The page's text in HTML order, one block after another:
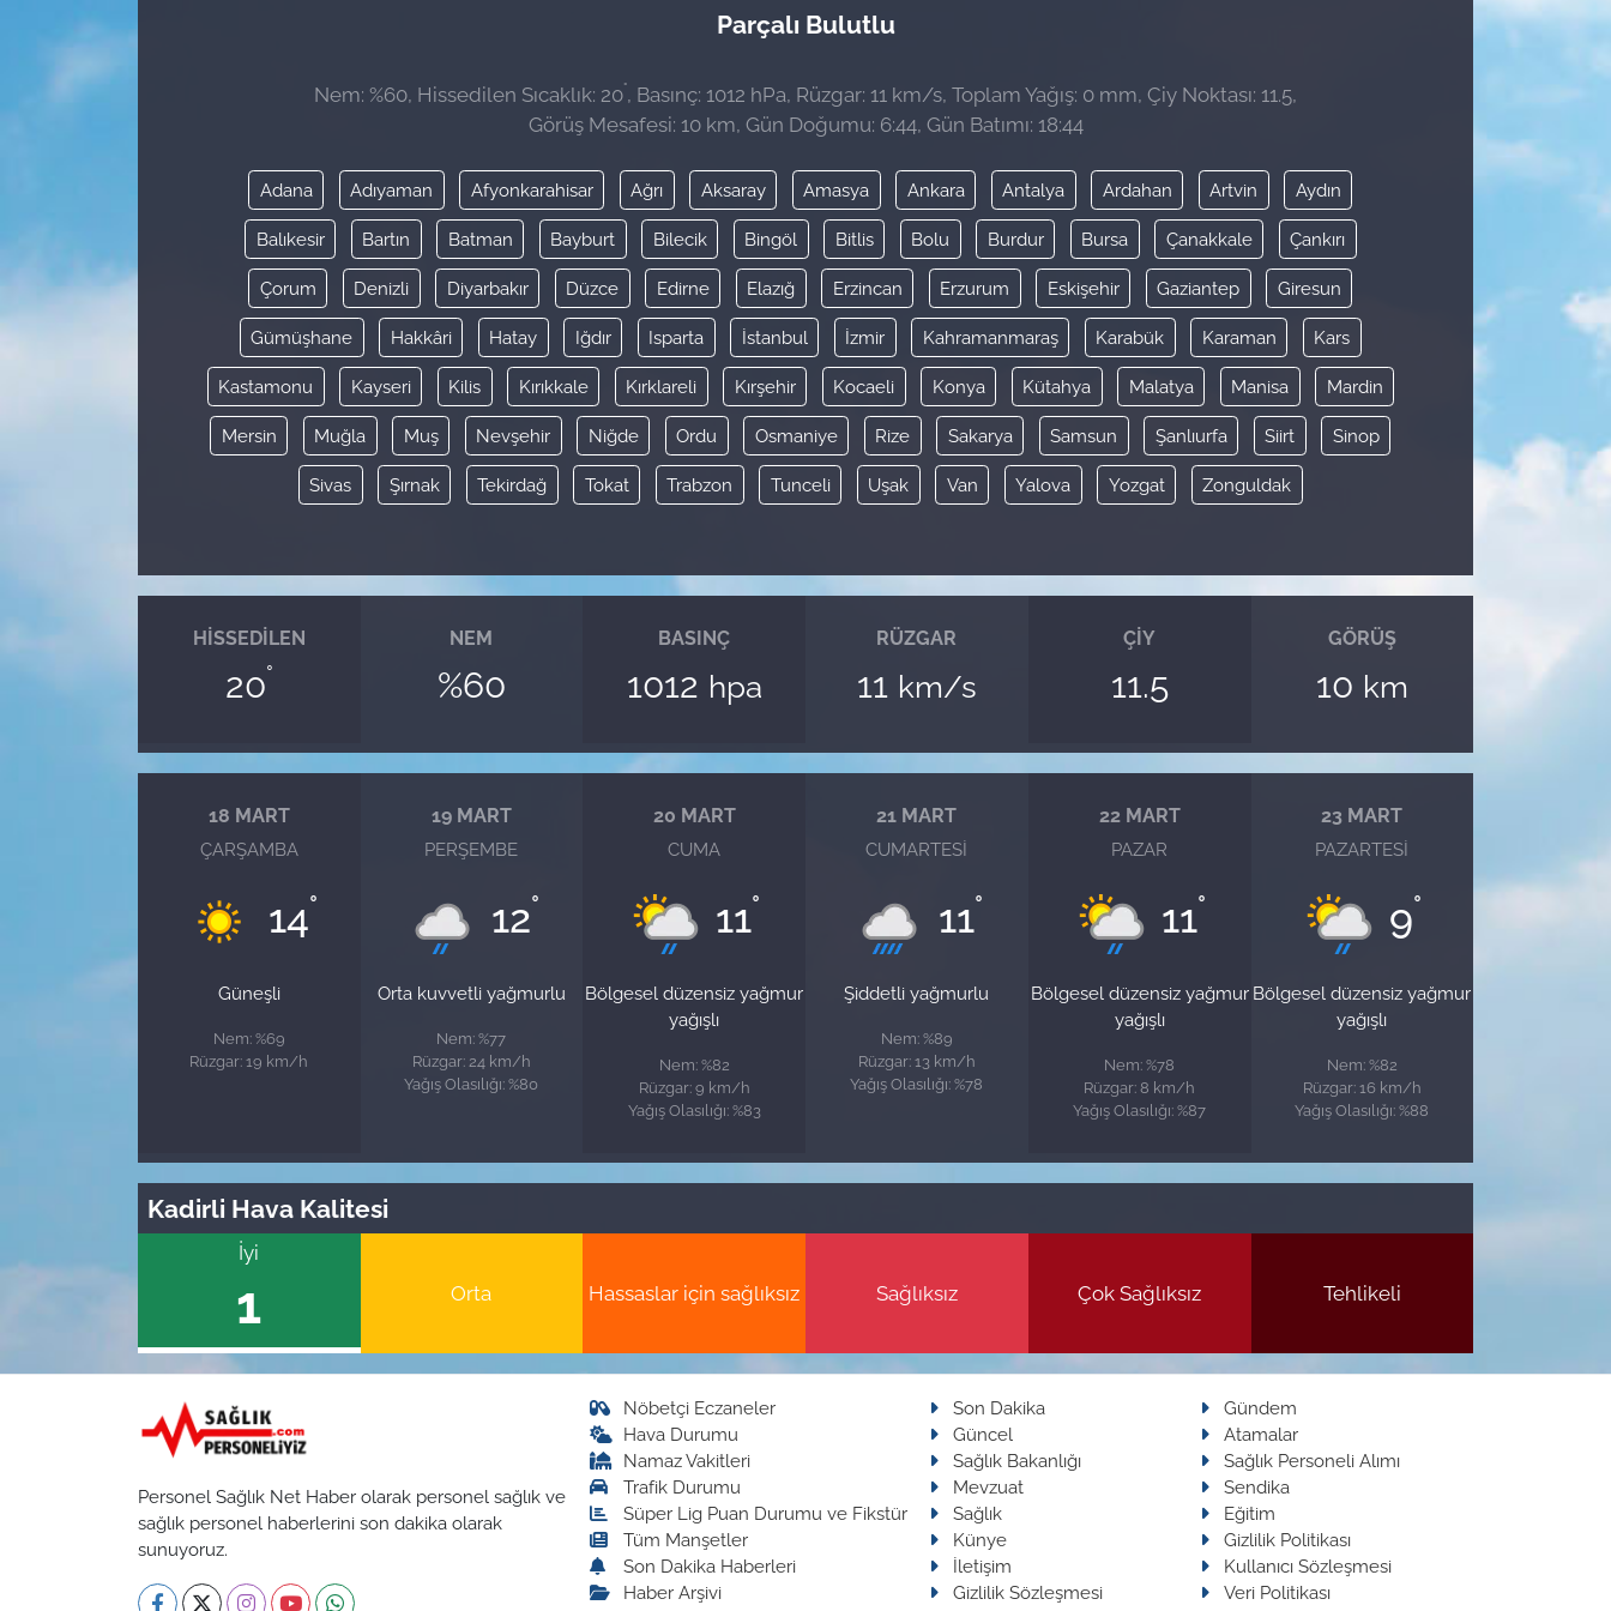
Parçalı Bulutlu
Nem: %60, Hissedilen Sıcaklık: 20°, Basınç: 1012 hPa, Rüzgar: 11 km/s, Toplam Yağış: 0 mm, Çiy Noktası: 11.5,
Görüş Mesafesi: 10 km, Gün Doğumu: 6:44, Gün Batımı: 18:44
Adana Adıyaman Afyonkarahisar Ağrı Aksaray Amasya Ankara Antalya Ardahan Artvin Aydın
Balıkesir Bartın Batman Bayburt Bilecik Bingöl Bitlis Bolu Burdur Bursa Çanakkale Çankırı
Çorum Denizli Diyarbakır Düzce Edirne Elazığ Erzincan Erzurum Eskişehir Gaziantep Giresun
Gümüşhane Hakkâri Hatay Iğdır Isparta İstanbul İzmir Kahramanmaraş Karabük Karaman Kars
Kastamonu Kayseri Kilis Kırıkkale Kırklareli Kırşehir Kocaeli Konya Kütahya Malatya Manisa Mardin
Mersin Muğla Muş Nevşehir Niğde Ordu Osmaniye Rize Sakarya Samsun Şanlıurfa Siirt Sinop
Sivas Şırnak Tekirdağ Tokat Trabzon Tunceli Uşak Van Yalova Yozgat Zonguldak
HISSEDILEN
20°
NEM
%60
BASINÇ
1012 hpa
RÜZGAR
11 km/s
ÇIY
11.5
GÖRÜŞ
10 km
18 MART
ÇARŞAMBA
14°
Güneşli
Nem: %69
Rüzgar: 19 km/h
19 MART
PERŞEMBE
12°
Orta kuvvetli yağmurlu
Nem: %77
Rüzgar: 24 km/h
Yağış Olasılığı: %80
20 MART
CUMA
11°
Bölgesel düzensiz yağmur
yağışlı
Nem: %82
Rüzgar: 9 km/h
Yağış Olasılığı: %83
21 MART
CUMARTESI
11°
Şiddetli yağmurlu
Nem: %89
Rüzgar: 13 km/h
Yağış Olasılığı: %78
22 MART
PAZAR
11°
Bölgesel düzensiz yağmur
yağışlı
Nem: %78
Rüzgar: 8 km/h
Yağış Olasılığı: %87
23 MART
PAZARTESI
9°
Bölgesel düzensiz yağmur
yağışlı
Nem: %82
Rüzgar: 16 km/h
Yağış Olasılığı: %88
Kadirli Hava Kalitesi
İyi
1 Orta Hassaslar için sağlıksız Sağlıksız Çok Sağlıksız Tehlikeli
Personel Sağlık Net Haber olarak personel sağlık ve
sağlık personel haberlerini son dakika olarak
sunuyoruz.
Nöbetçi Eczaneler
Hava Durumu
Namaz Vakitleri
Trafik Durumu
Süper Lig Puan Durumu ve Fikstür
Tüm Manşetler
Son Dakika Haberleri
Haber Arşivi
Son Dakika
Gündem
Güncel
Atamalar
Sağlık Bakanlığı
Sağlık Personeli Alımı
Mevzuat
Sendika
Sağlık
Eğitim
Künye
Gizlilik Politikası
İletişim
Kullanıcı Sözleşmesi
Gizlilik Sözleşmesi
Veri Politikası
Sağlık